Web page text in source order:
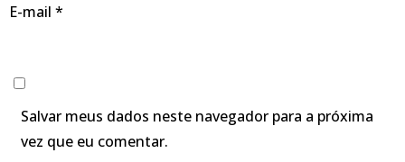
E-mail *
Salvar meus dados neste navegador para a próxima
vez que eu comentar.